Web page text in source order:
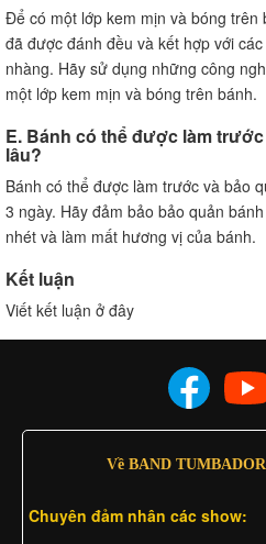
Để có một lớp kem mịn và bóng trên
đã được đánh đều và kết hợp với
nhàng. Hãy sử dụng những công
một lớp kem mịn và bóng trên bánh.
E. Bánh có thể được làm
lâu?
Bánh có thể được làm trước và bảo
3 ngày. Hãy đảm bảo bảo quản
nhét và làm mất hương vị của bánh.
Kết luận
Viết kết luận ở đây
Về BAND
Chuyên đảm nhân các show: